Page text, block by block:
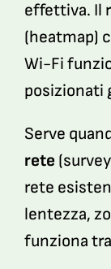
effettiva. Il
(heatmap)
Wi-Fi
posizionati
Serve
rete
rete
lentezza,
funziona